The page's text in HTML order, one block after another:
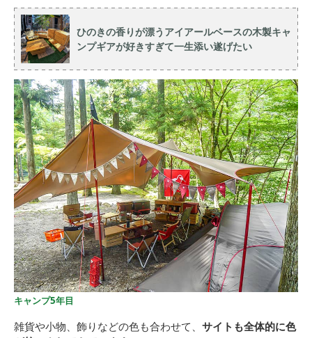
ひのきの香りが漂うアイアールベースの木製キャ
ンプギアが好きすぎて一生添い遂げたい
キャンプ5年目
雑貨や小物、飾りなどの色も合わせて、 サイトも全体的に色